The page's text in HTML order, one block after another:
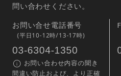
問い合わせください。
お問い合せ電話番号
(平日10-12時/13-17時)
03-6304-1350
お問い合わせ内容の聞き
間違い防止および、より正確